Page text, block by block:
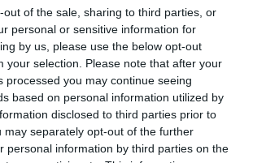
out of the sale, sharing to third parties, or
personal or sensitive information for
by us, please use the below opt-out
your selection. Please note that after your
processed you may continue seeing
based on personal information utilized by
disclosed to third parties prior to
may separately opt-out of the further
personal information by third parties on the
és bónuszokterén ezzel szemben
láthatók. A válaszadó cégek négyötöde
ezen a területen 2026 első felében,
(közel 18%) jelezte előre a juttatási csomag